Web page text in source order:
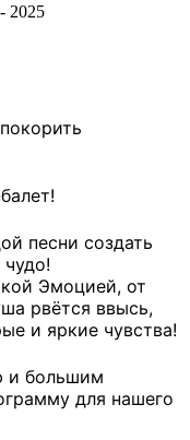
2025
песни создать
Эмоцией, от
рвётся ввысь,
и яркие чувства!
и большим
для нашего